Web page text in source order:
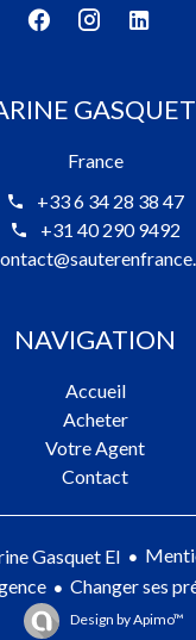
France
+33 6 34 28 38 47
+31 40 290 9492
NAVIGATION
Accueil
Acheter
Votre Agent
Contact
Gasquet EI
Changer ses
Design byApimo™